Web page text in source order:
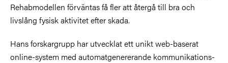
Rehabmodellen förväntas få fler att återgå till bra och
livslång fysisk aktivitet efter skada.
Hans forskargrupp har utvecklat ett unikt web-baserat
online-system med automatgenererande kommunikations-